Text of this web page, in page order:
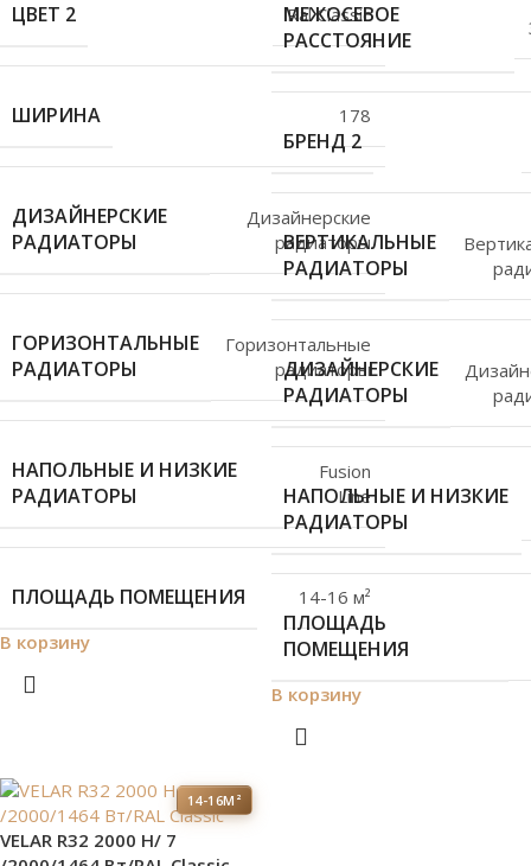
ЦВЕТ 2 Ral Classic
ШИРИНА 178
ДИЗАЙНЕРСКИЕ
РАДИАТОРЫ
Дизайнерские
радиаторы
ГОРИЗОНТАЛЬНЫЕ
РАДИАТОРЫ
Горизонтальные
радиаторы
НАПОЛЬНЫЕ И НИЗКИЕ
РАДИАТОРЫ
Fusion
Line
ПЛОЩАДЬ ПОМЕЩЕНИЯ
14-16 м²
В корзину
МЕЖОСЕВОЕ
РАССТОЯНИЕ
БРЕНД 2
ВЕРТИКАЛЬНЫЕ
РАДИАТОРЫ
ДИЗАЙНЕРСКИЕ
РАДИАТОРЫ
НАПОЛЬНЫЕ И НИЗКИЕ
РАДИАТОРЫ
ПЛОЩАДЬ
ПОМЕЩЕНИЯ
В корзину
14-16М²
VELAR R32 2000 H/ 7